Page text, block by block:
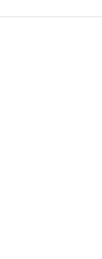
og sikkert